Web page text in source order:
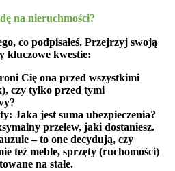
na nieruchmości?
co podpisałeś. Przejrzyj swoją
kluczowe kwestie:
Cię ona przed wszystkimi
czy tylko przed tymi
Jaka jest suma ubezpieczenia?
przelew, jaki dostaniesz.
– to one decydują, czy
też meble, sprzęty (ruchomości)
na stałe.